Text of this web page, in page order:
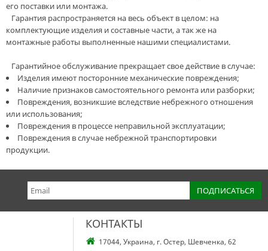
его поставки или монтажа.
Гарантия распространяется на весь объект в целом: на
комплектующие изделия и составные части, а так же на
монтажные работы выполненные нашими специалистами.
Гарантийное обслуживание прекращает свое действие в случае:
Изделия имеют посторонние механические повреждения;
Наличие признаков самостоятельного ремонта или разборки;
Повреждения, возникшие вследствие небрежного отношения
или использования;
Повреждения в процессе неправильной эксплуатации;
Повреждения в случае небрежной транспортировки
продукции.
КОНТАКТЫ
17044, Украина, г. Остер, Шевченка, 62